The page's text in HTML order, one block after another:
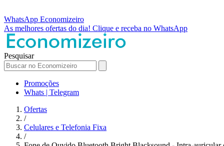
WhatsApp Economizeiro
As melhores ofertas do dia! Clique e receba no WhatsApp
Pesquisar
Promoções
Whats | Telegram
Ofertas
/
Celulares e Telefonia Fixa
/